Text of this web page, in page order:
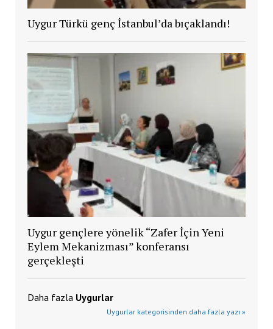
Uygur Türkü genç İstanbul’da bıçaklandı!
Uygur gençlere yönelik “Zafer İçin Yeni
Eylem Mekanizması” konferansı
gerçekleşti
Daha fazla Uygurlar
Uygurlar kategorisinden daha fazla yazı »